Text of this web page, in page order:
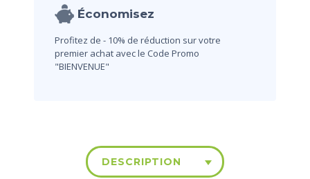
Économisez
Profitez de - 10% de réduction sur votre
premier achat avec le Code Promo
"BIENVENUE"
DESCRIPTION